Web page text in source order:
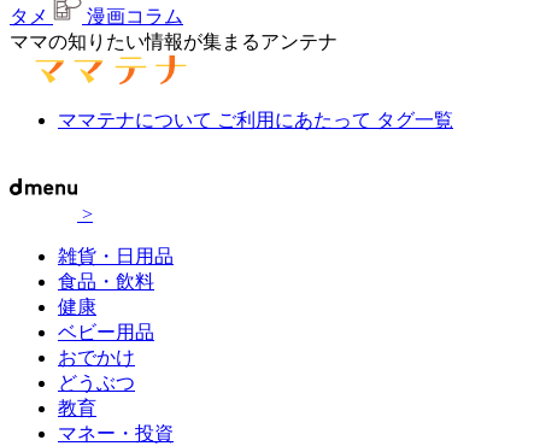
タメ
漫画コラム
ママの知りたい情報が集まるアンテナ
ママテナについて ご利用にあたって タグ一覧
>
雑貨・日用品
食品・飲料
健康
ベビー用品
おでかけ
どうぶつ
教育
マネー・投資